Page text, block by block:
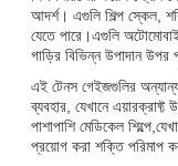
আদর্শ। এগুলি শিল্প স্কেল,
যেতে পারে।এগুলি
গাড়ির বিভিন্ন উপাদান উপর
এই টেনস গেইজগুলির অন্যান্য
ব্যবহার, যেখানে
পাশাপাশি মেডিকেল
প্রয়োগ করা শক্তি পরিমাপ